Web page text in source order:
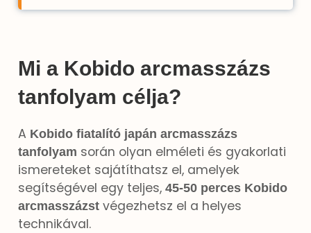
Mi a Kobido arcmasszázs
tanfolyam célja?
A Kobido fiatalító japán arcmasszázs
tanfolyam során olyan elméleti és gyakorlati
ismereteket sajátíthatsz el, amelyek
segítségével egy teljes, 45-50 perces Kobido
arcmasszázst végezhetsz el a helyes
technikával.